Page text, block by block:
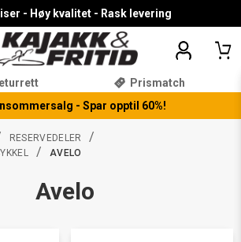
- Høy kvalitet - Rask levering
Prismatch
- Spar opptil 60%!
RESERVEDELER /
/ AVELO
Avelo